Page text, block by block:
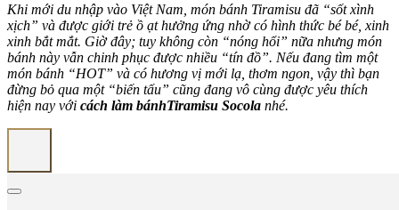
Khi mới du nhập vào Việt Nam, món bánh Tiramisu đã “sốt xình
xịch” và được giới trẻ ồ ạt hưởng ứng nhờ có hình thức bé bé, xinh
xinh bắt mắt. Giờ đây; tuy không còn “nóng hổi” nữa nhưng món
bánh này vẫn chinh phục được nhiều “tín đồ”. Nếu đang tìm một
món bánh “HOT” và có hương vị mới lạ, thơm ngon, vậy thì bạn
đừng bỏ qua một “biến tấu” cũng đang vô cùng được yêu thích
hiện nay với cách làm bánhTiramisu Socola nhé.